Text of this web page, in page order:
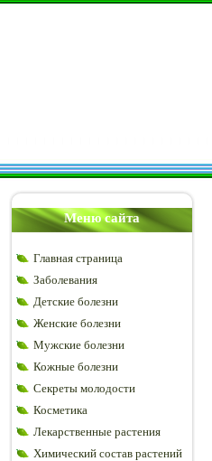
Меню сайта
Главная страница
Заболевания
Детские болезни
Женские болезни
Мужские болезни
Кожные болезни
Секреты молодости
Косметика
Лекарственные растения
Химический состав растений